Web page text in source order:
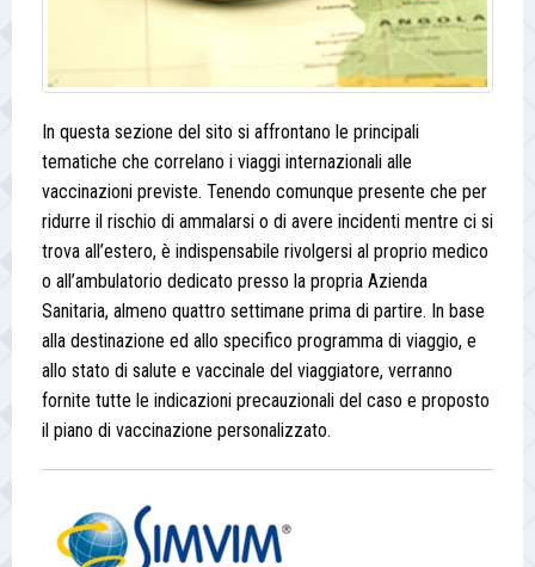
In questa sezione del sito si affrontano le principali
tematiche che correlano i viaggi internazionali alle
vaccinazioni previste. Tenendo comunque presente che per
ridurre il rischio di ammalarsi o di avere incidenti mentre ci si
trova all’estero, è indispensabile rivolgersi al proprio medico
o all’ambulatorio dedicato presso la propria Azienda
Sanitaria, almeno quattro settimane prima di partire. In base
alla destinazione ed allo specifico programma di viaggio, e
allo stato di salute e vaccinale del viaggiatore, verranno
fornite tutte le indicazioni precauzionali del caso e proposto
il piano di vaccinazione personalizzato.